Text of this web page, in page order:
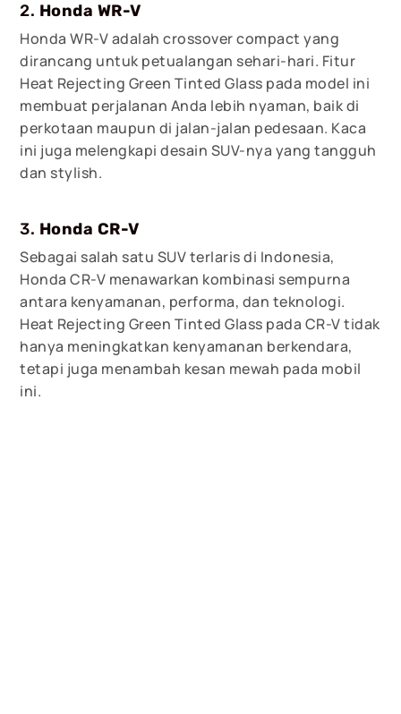
2. Honda WR-V
Honda WR-V adalah crossover compact yang
dirancang untuk petualangan sehari-hari. Fitur
Heat Rejecting Green Tinted Glass pada model ini
membuat perjalanan Anda lebih nyaman, baik di
perkotaan maupun di jalan-jalan pedesaan. Kaca
ini juga melengkapi desain SUV-nya yang tangguh
dan stylish.
3. Honda CR-V
Sebagai salah satu SUV terlaris di Indonesia,
Honda CR-V menawarkan kombinasi sempurna
antara kenyamanan, performa, dan teknologi.
Heat Rejecting Green Tinted Glass pada CR-V tidak
hanya meningkatkan kenyamanan berkendara,
tetapi juga menambah kesan mewah pada mobil
ini.